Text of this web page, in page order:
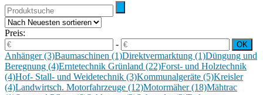
Preis:
-
Anhänger(3)Baumaschinen (1)Direktvermarktung (1)Düngung und
Beregnung (4)Erntetechnik Grünland (22)Forst- und Holztechnik
(4)Hof- Stall- und Weidetechnik (3)Kommunalgeräte (5)Kreisler
(4)Landwirtsch. Motorfahrzeuge (12)Motormäher(18)Mähtrac